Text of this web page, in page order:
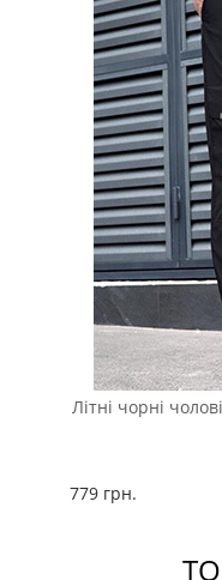
Літні чорні
779 грн.